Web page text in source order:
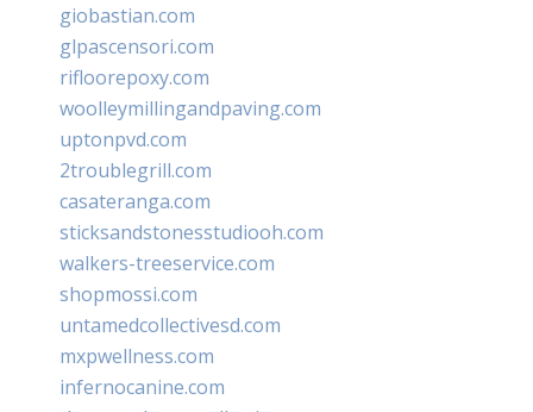
giobastian.com
glpascensori.com
rifloorepoxy.com
woolleymillingandpaving.com
uptonpvd.com
2troublegrill.com
casateranga.com
sticksandstonesstudiooh.com
walkers-treeservice.com
shopmossi.com
untamedcollectivesd.com
mxpwellness.com
infernocanine.com